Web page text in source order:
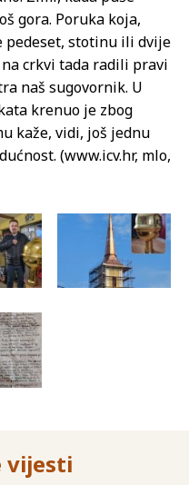
gora. Poruka koja,
pedeset, stotinu ili dvije
crkvi tada radili pravi
naš sugovornik. U
krenuo je zbog
kaže, vidi, još jednu
(www.icv.hr, mlo,
vijesti